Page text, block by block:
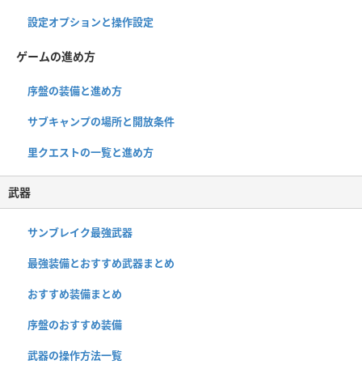
設定オプションと操作設定
ゲームの進め方
序盤の装備と進め方
サブキャンプの場所と開放条件
里クエストの一覧と進め方
武器
サンブレイク最強武器
最強装備とおすすめ武器まとめ
おすすめ装備まとめ
序盤のおすすめ装備
武器の操作方法一覧